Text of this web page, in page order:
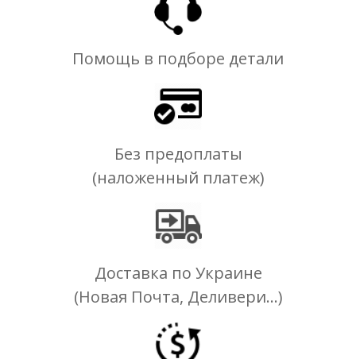
Помощь в подборе детали
Без предоплаты
(наложенный платеж)
Доставка по Украине
(Новая Почта, Деливери...)